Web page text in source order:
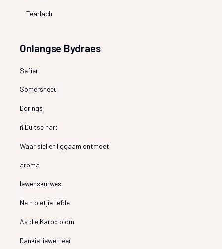
Tearlach
Onlangse Bydraes
Sefier
Somersneeu
Dorings
ñ Duitse hart
Waar siel en liggaam ontmoet
aroma
lewenskurwes
Ne n bietjie liefde
As die Karoo blom
Dankie liewe Heer